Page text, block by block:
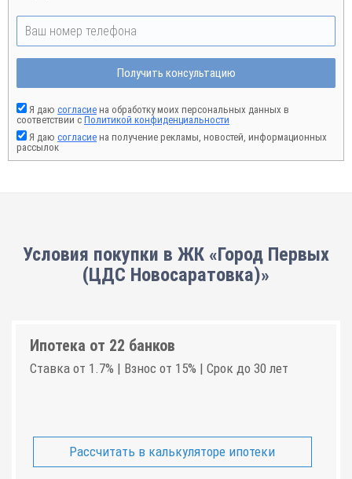
Получить консультацию
Я даю согласие на обработку моих персональных данных в
соответствии с Политикой конфиденциальности
Я даю согласие на получение рекламы, новостей, информационных
рассылок
Условия покупки в ЖК «Город Первых
(ЦДС Новосаратовка)»
Ипотека от 22 банков
Ставка от 1.7% | Взнос от 15% | Срок до 30 лет
Рассчитать в калькуляторе ипотеки